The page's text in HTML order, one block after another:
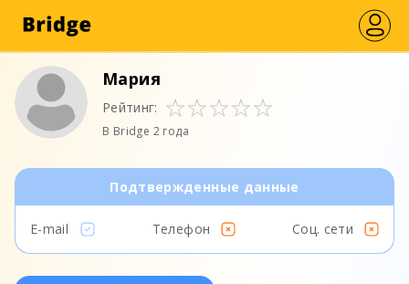
Мария
Рейтинг:
В Bridge 2 года
Подтвержденные данные
E-mail Телефон Соц. сети